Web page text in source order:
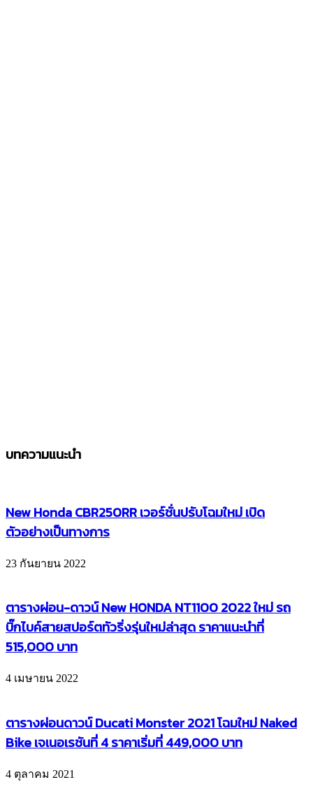
บทความแนะนำ
New Honda CBR250RR เวอร์ชั่นปรับโฉมใหม่ เปิด
ตัวอย่างเป็นทางการ
23 กันยายน 2022
ตารางผ่อน-ดาวน์ New HONDA NT1100 2022 ใหม่ รถ
บิ๊กไบค์สายสปอร์ตทัวริ่งรุ่นใหม่ล่าสุด ราคาแนะนำที่
515,000 บาท
4 เมษายน 2022
ตารางผ่อนดาวน์ Ducati Monster 2021 โฉมใหม่ Naked
Bike เจเนอเรชันที่ 4 ราคาเริ่มที่ 449,000 บาท
4 ตุลาคม 2021